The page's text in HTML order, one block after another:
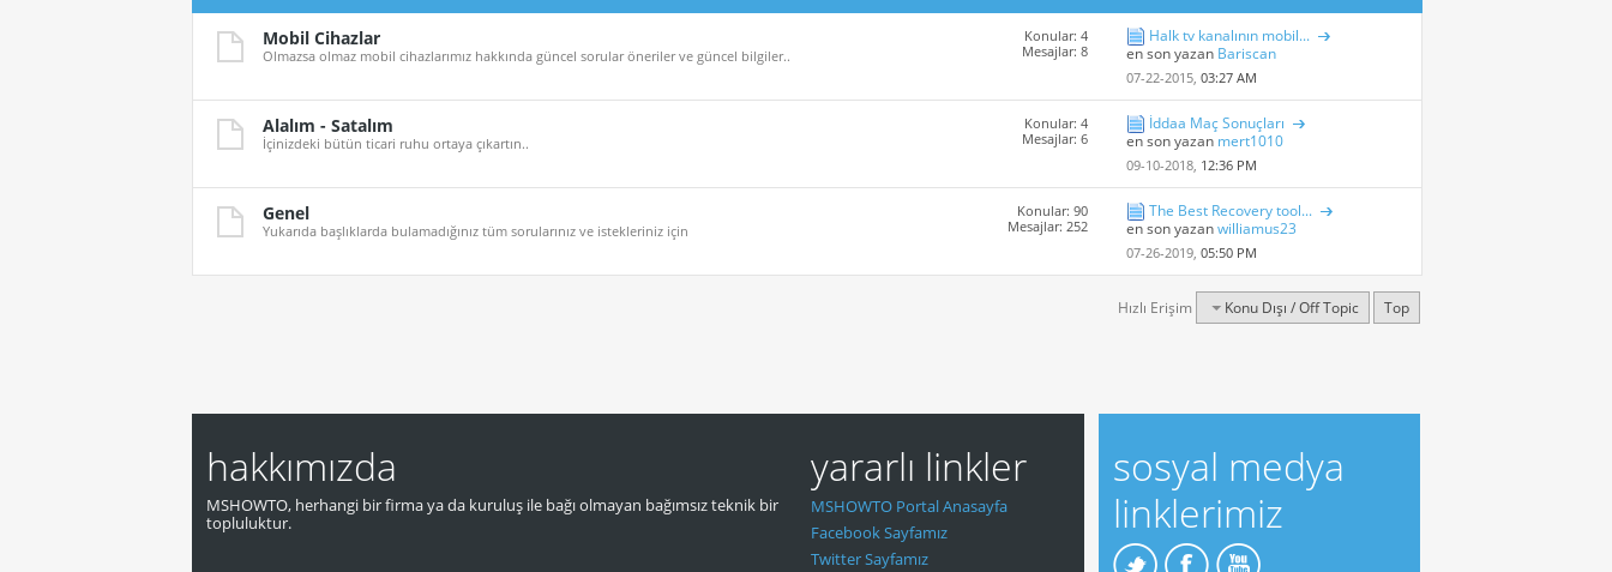
Mobil Cihazlar
Olmazsa olmaz mobil cihazlarımız hakkında güncel sorular öneriler ve güncel bilgiler..
Konular: 4
Mesajlar: 8
Halk tv kanalının mobil...
en son yazan Bariscan
07-22-2015,03:27 AM
Alalım - Satalım
İçinizdeki bütün ticari ruhu ortaya çıkartın..
Konular: 4
Mesajlar: 6
İddaa Maç Sonuçları
en son yazan mert1010
09-10-2018, 12:36 PM
Genel
Yukarıda başlıklarda bulamadığınız tüm sorularınız ve istekleriniz için
Konular: 90
Mesajlar: 252
The Best Recovery tool...
en son yazanwilliamus23
07-26-2019,05:50 PM
Hızlı Erişim Konu Dışı / Off Topic Top
hakkımızda
MSHOWTO, herhangi bir firma ya da kuruluş ile bağı olmayan bağımsız teknik bir
topluluktur.
yararlı linkler
MSHOWTO Portal Anasayfa
Facebook Sayfamız
Twitter Sayfamız
sosyal medya
linklerimiz